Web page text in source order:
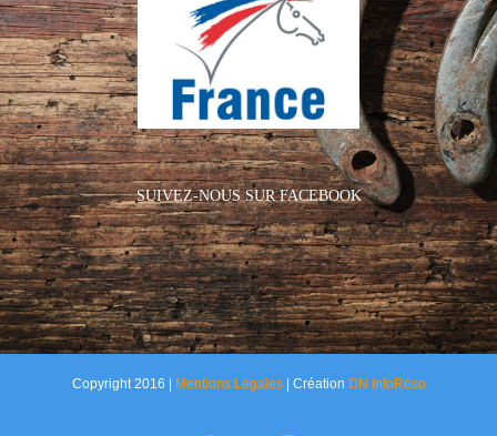
SUIVEZ-NOUS SUR FACEBOOK
Copyright 2016 | Mentions Légales| Création DN InfoRéso